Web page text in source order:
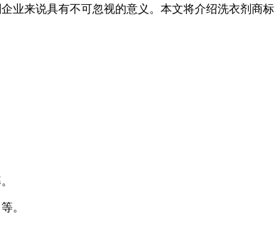
业来说具有不可忽视的意义。本文将介绍洗衣剂商标
。